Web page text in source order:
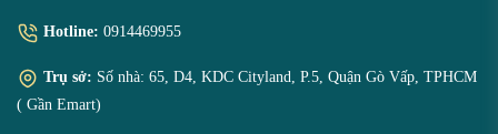
Hotline: 0914469955
Trụ sở: Số nhà: 65, D4, KDC Cityland, P.5, Quận Gò Vấp, TPHCM
( Gần Emart)